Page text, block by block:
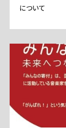
について